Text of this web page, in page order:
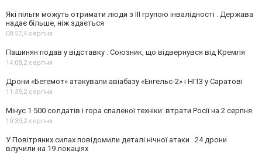
Які пільги можуть отримати люди з III групою інвалідності . Держава
надає більше, ніж здається
08:57, 4 серпня
Пашинян подав у відставку . Союзник, що відвернувся від Кремля
14:08, 2 серпня
Дрони «Бегемот» атакували авіабазу «Енгельс-2» і НПЗ у Саратові
11:39, 2 серпня
Мінус 1 500 солдатів і гора спаленої техніки: втрати Росії на 2 серпня
10:39, 2 серпня
У Повітряних силах повідомили деталі нічної атаки . 24 дрони
влучили на 19 локаціях